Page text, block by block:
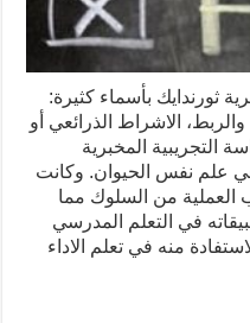
ثورندايك بأسماء كثيرة:
والربط، الاشراط الذرائعي أو
التجريبية المخبرية
علم نفس الحيوان. وكانت
العملية من السلوك مما
في التعلم المدرسي
منه في تعلم الاداء